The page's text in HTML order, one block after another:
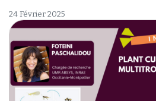
24 Février 2025